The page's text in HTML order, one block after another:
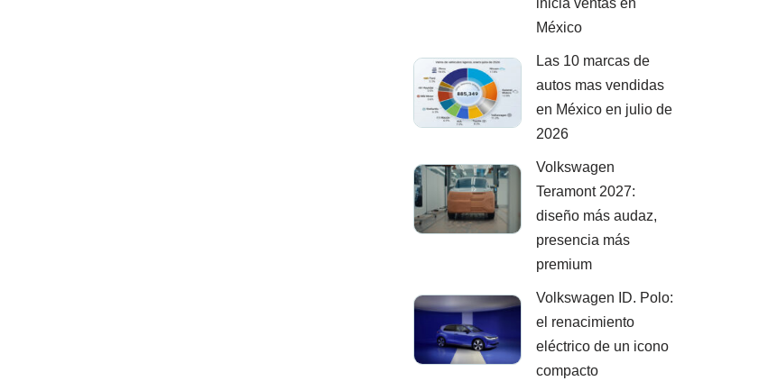
inicia ventas en
México
Las 10 marcas de
autos mas vendidas
en México en julio de
2026
Volkswagen
Teramont 2027:
diseño más audaz,
presencia más
premium
Volkswagen ID. Polo:
el renacimiento
eléctrico de un icono
compacto